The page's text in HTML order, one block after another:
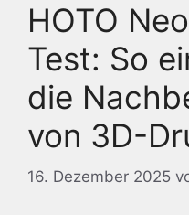
HOTO
Test: So
die
von 3D-
16. Dezember 2025